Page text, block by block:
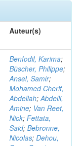
Auteur(s)
Benfodil, Karima;
Büscher, Philippe;
Ansel, Samir;
Mohamed Cherif,
Abdellah;Abdelli,
Amine; Van Reet,
Nick; Fettata,
Said; Bebronne,
Nicolas; Dehou,